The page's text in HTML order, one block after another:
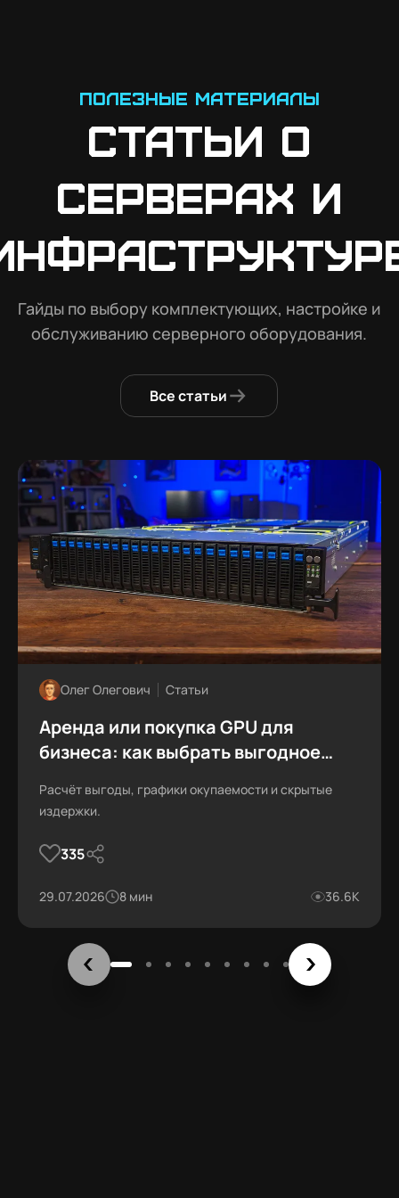
Полезные материалы
Статьи о
серверах и
Гайды по выбору комплектующих, настройке и
обслуживанию серверного оборудования.
Все статьи
Олег Олегович Статьи
Аренда или покупка GPU для
бизнеса: как выбрать выгодное
Расчёт выгоды, графики окупаемости и скрытые
издержки.
335
29.07.2026 8 мин 36.6К